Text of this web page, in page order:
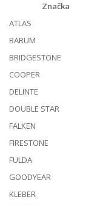
Značka
ATLAS
BARUM
BRIDGESTONE
COOPER
DELINTE
DOUBLE STAR
FALKEN
FIRESTONE
FULDA
GOODYEAR
KLEBER